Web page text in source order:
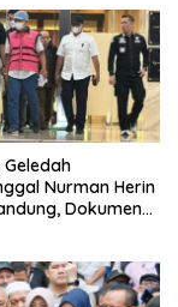
Nurman Herin
Dokumen